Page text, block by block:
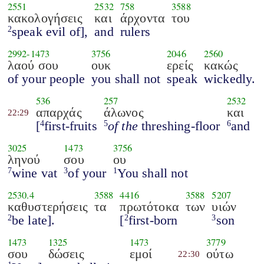
2551
κακολογήσεις
2speak evil of],
2532
και
and
758
άρχοντα
rulers
3588
του
2992-1473
λαού σου
of your people
3756
ουκ
you shall not
2046
ερείς
speak
2560
κακώς
wickedly.
22:29
536
απαρχάς
[4first-fruits
257
άλωνος
5of thethreshing-floor
2532
και
6and
3025
ληνού
7wine vat
1473
σου
3of your
3756
ου
1 You shall not
2530.4
καθυστερήσεις
2be late].
3588
τα
4416
πρωτότοκα
[2first-born
3588
των
5207
υιών
3son
1473
σου
1325
δώσεις
1473
εμοί
22:30
3779
ούτω